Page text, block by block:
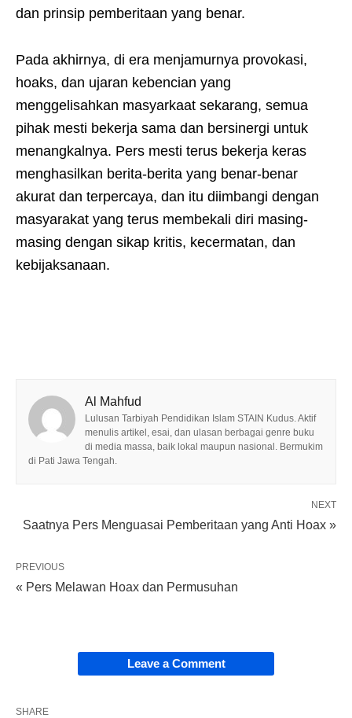
dan prinsip pemberitaan yang benar.
Pada akhirnya, di era menjamurnya provokasi,
hoaks, dan ujaran kebencian yang
menggelisahkan masyarkaat sekarang, semua
pihak mesti bekerja sama dan bersinergi untuk
menangkalnya. Pers mesti terus bekerja keras
menghasilkan berita-berita yang benar-benar
akurat dan terpercaya, dan itu diimbangi dengan
masyarakat yang terus membekali diri masing-
masing dengan sikap kritis, kecermatan, dan
kebijaksanaan.
Al Mahfud
Lulusan Tarbiyah Pendidikan Islam STAIN Kudus. Aktif
menulis artikel, esai, dan ulasan berbagai genre buku
di media massa, baik lokal maupun nasional. Bermukim
di Pati Jawa Tengah.
NEXT
Saatnya Pers Menguasai Pemberitaan yang Anti Hoax »
PREVIOUS
« Pers Melawan Hoax dan Permusuhan
Leave a Comment
SHARE